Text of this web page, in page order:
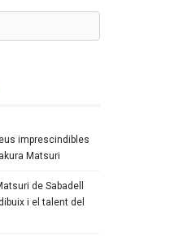
imprescindibles
Matsuri
de Sabadell
i el talent del